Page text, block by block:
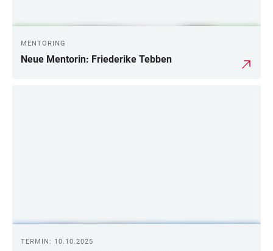
MENTORING
Neue Mentorin: Friederike Tebben
TERMIN: 10.10.2025